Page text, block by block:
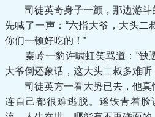
司徒英奇身子一颤，那边游斗
先喊了一声：“六指大爷，大头二
你们一顿好吃的！”
秦岭一豹许啸虹笑骂道：“缺
大爷倒还象话，这大头二叔多难听
司徒英方一看大势已去，他真
连自己都很难逃脱。遂铁青着脸